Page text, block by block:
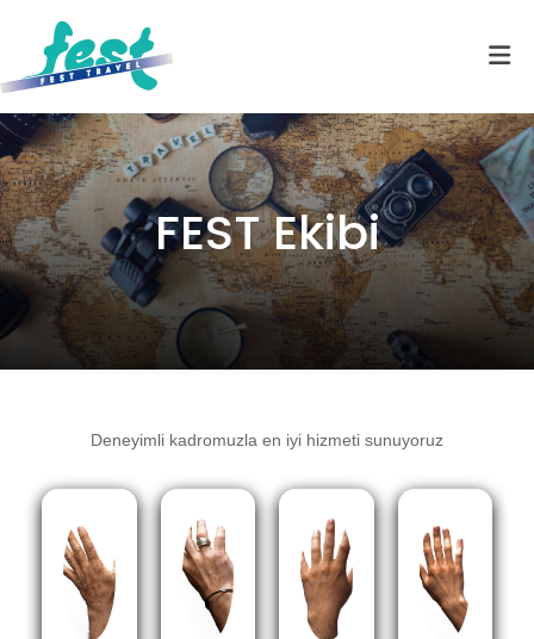
FEST Ekibi
Deneyimli kadromuzla en iyi hizmeti sunuyoruz